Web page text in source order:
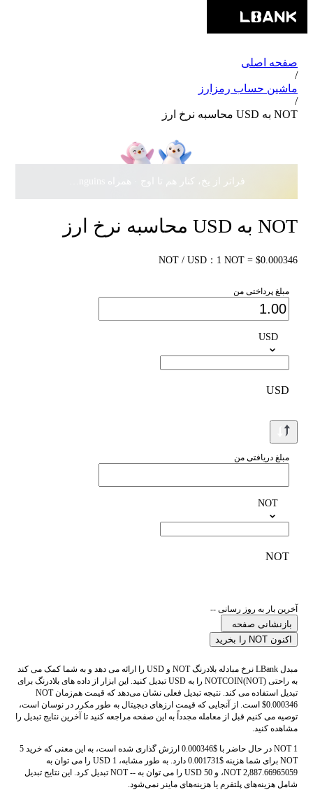
صفحه اصلی
/
ماشین حساب رمزارز
/
NOT به USD محاسبه نرخ ارز
NOT به USD محاسبه نرخ ارز
NOT / USD：1 NOT = $0.000346
مبلغ پرداختی من
USD
USD
مبلغ دریافتی من
NOT
NOT
آخرین بار به روز رسانی --
بازنشانی صفحه
اکنون NOT را بخرید
مبدل LBank نرخ مبادله بلادرنگ NOT و USD را ارائه می دهد و به شما کمک می کند
به راحتی NOTCOIN(NOT) را به USD تبدیل کنید. این ابزار از داده های بلادرنگ برای
تبدیل استفاده می کند. نتیجه تبدیل فعلی نشان می‌دهد که قیمت هم‌زمان NOT
$0.000346 است. از آنجایی که قیمت ارزهای دیجیتال به طور مکرر در نوسان است،
توصیه می کنیم قبل از معامله مجدداً به این صفحه مراجعه کنید تا آخرین نتایج تبدیل را
مشاهده کنید.
1 NOT در حال حاضر با $0.000346 ارزش گذاری شده است، به این معنی که خرید 5
NOT برای شما هزینه $0.001731 دارد. به طور مشابه، 1 USD را می توان به
2,887.66965059 NOT، و 50 USD را می توان به -- NOT تبدیل کرد. این نتایج تبدیل
شامل هزینه‌های پلتفرم یا هزینه‌های ماینر نمی‌شود.